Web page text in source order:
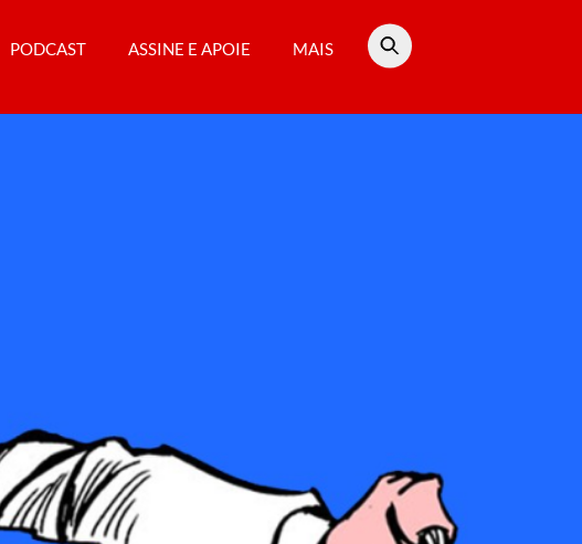
PODCAST ASSINE E APOIE MAIS